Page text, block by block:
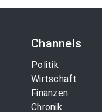
Channels
Politik
Wirtschaft
Finanzen
Chronik